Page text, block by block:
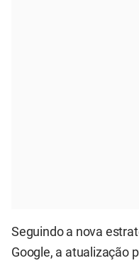
Seguindo a nova
Google, a atualização